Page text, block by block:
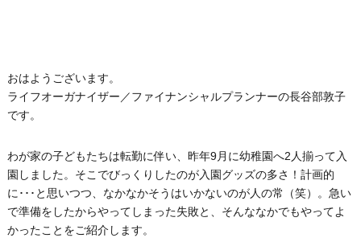
おはようございます。
ライフオーガナイザー／ファイナンシャルプランナーの長谷部敦子
です。
わが家の子どもたちは転勤に伴い、昨年9月に幼稚園へ2人揃って入
園しました。そこでびっくりしたのが入園グッズの多さ！計画的
に･･･と思いつつ、なかなかそうはいかないのが人の常（笑）。急い
で準備をしたからやってしまった失敗と、そんななかでもやってよ
かったことをご紹介します。